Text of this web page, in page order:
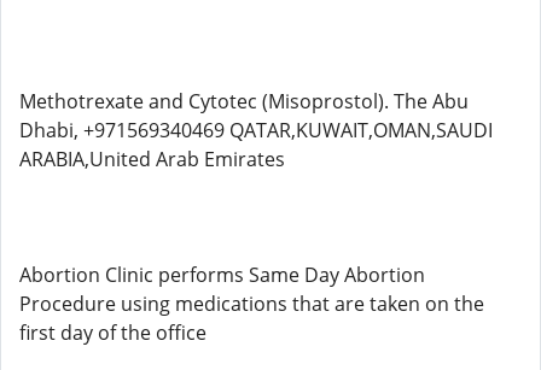
Methotrexate and Cytotec (Misoprostol). The Abu
Dhabi, +971569340469 QATAR,KUWAIT,OMAN,SAUDI
ARABIA,United Arab Emirates
Abortion Clinic performs Same Day Abortion
Procedure using medications that are taken on the
first day of the office